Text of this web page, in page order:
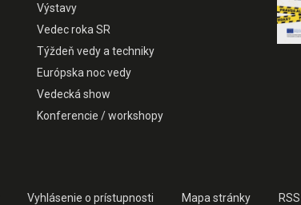
Výstavy
Vedec roka SR
Týždeň vedy a techniky
Európska noc vedy
Vedecká show
Konferencie / workshopy
Vyhlásenie o prístupnosti Mapa stránky RSS